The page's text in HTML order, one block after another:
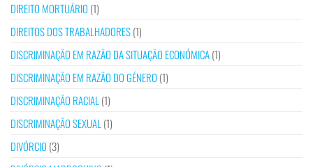
DIREITO MORTUÁRIO (1)
DIREITOS DOS TRABALHADORES(1)
DISCRIMINAÇÃO EM RAZÃO DA SITUAÇÃO ECONÓMICA(1)
DISCRIMINAÇÃO EM RAZÃO DO GÉNERO (1)
DISCRIMINAÇÃO RACIAL (1)
DISCRIMINAÇÃO SEXUAL (1)
DIVÓRCIO (3)